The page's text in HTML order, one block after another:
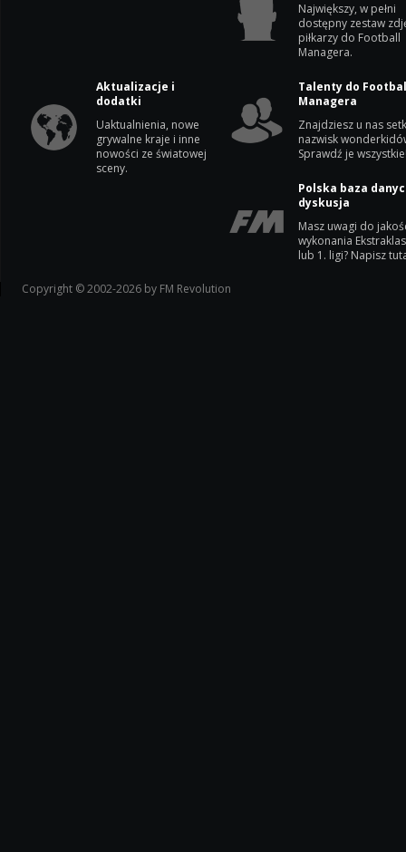
Największy, w pełni
dostępny zestaw
piłkarzy do Football
Managera.
Aktualizacje i
dodatki
Uaktualnienia, nowe
grywalne kraje i inne
nowości ze światowej
sceny.
Talenty do
Managera
Znajdziesz u nas
nazwisk
Sprawdź je
Polska baza
dyskusja
Masz uwagi do
wykonania
lub 1. ligi? Napisz
Copyright © 2002-2026 by FM Revolution